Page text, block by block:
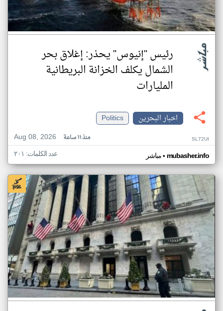
رئيس "إنيوس" يحذر: إغلاق بحر
الشمال يكلف الخزانة البريطانية
المليارات
اخبار البحرين
Politics
Aug 08, 2026
منذ ١١ ساعة SL72UI
مباشر• mubasher.info عدد الكلمات: ٢٠١